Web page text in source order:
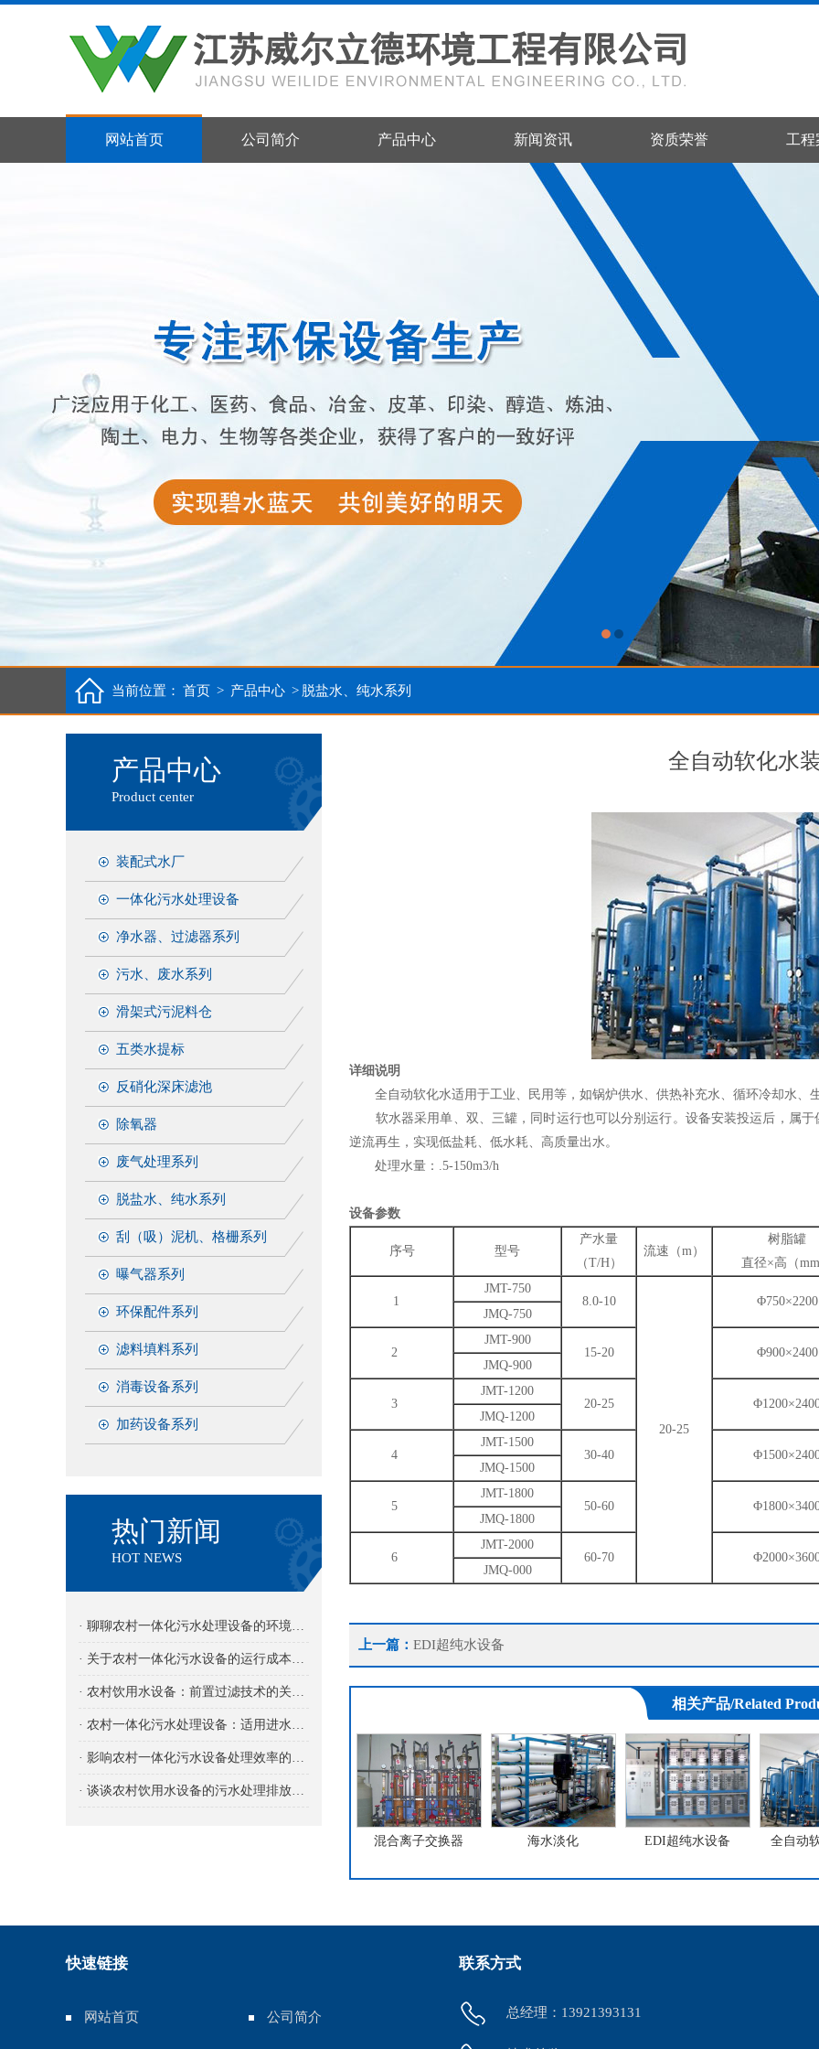
网站首页 公司简介 产品中心 新闻资讯 资质荣誉 工程
当前位置： 首页 > 产品中心 > 脱盐水、纯水系列
产品中心
Product center
装配式水厂
一体化污水处理设备
净水器、过滤器系列
污水、废水系列
滑架式污泥料仓
五类水提标
反硝化深床滤池
除氧器
废气处理系列
脱盐水、纯水系列
刮（吸）泥机、格栅系列
曝气器系列
环保配件系列
滤料填料系列
消毒设备系列
加药设备系列
热门新闻
HOT NEWS
· 聊聊农村一体化污水处理设备的环境适应性
· 关于农村一体化污水设备的运行成本分析
· 农村饮用水设备：前置过滤技术的关键应用
· 农村一体化污水处理设备：适用进水水质的考量
· 影响农村一体化污水设备处理效率的因素主要有哪些方面？
· 谈谈农村饮用水设备的污水处理排放标准通常包括哪些方面？
全自动软化水
详细说明
全自动软化水适用于工业、民用等，如锅炉供水、供热补充水、循环冷却水、
软水器采用单、双、三罐，同时运行也可以分别运行。设备安装投运后，属于
逆流再生，实现低盐耗、低水耗、高质量出水。
处理水量：.5-150m3/h
设备参数
序号 型号
产水量
（T/H）
流速（m）
树脂罐
直径×高（
1
JMT-750
8.0-10
20-25
Φ750×2200
JMQ-750
2
JMT-900
15-20
Φ900×2400
JMQ-900
3
JMT-1200
20-25
JMQ-1200
4
JMT-1500
30-40
JMQ-1500
5
JMT-1800
50-60
JMQ-1800
6
JMT-2000
60-70
JMQ-000
上一篇： EDI超纯水设备
相关产品/Related
混合离子交换器 海水淡化 EDI超纯水设备 全自动
快速链接
网站首页 公司简介
联系方式
总经理：13921393131